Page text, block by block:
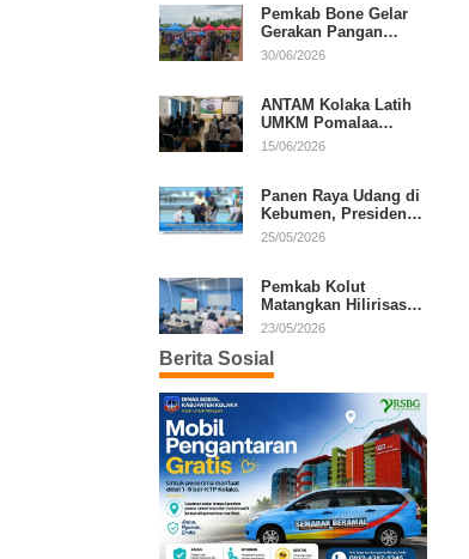
Pemkab Bone Gelar
Gerakan Pangan
Murah, Warga Serbu
30/06/2026
ANTAM Kolaka Latih
UMKM Pomalaa
Kembangkan Produk
15/06/2026
Panen Raya Udang di
Kebumen, Presiden
Prabowo Tekankan
25/05/2026
Pemkab Kolut
Matangkan Hilirisasi
Kakao dan Kelapa,
Daerah
23/05/2026
Berita Sosial